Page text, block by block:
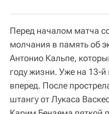
Перед началом матча
молчания в память об
Антонио Кальпе,
году жизни. Уже на 13-
вперед. После
штангу от Лукаса